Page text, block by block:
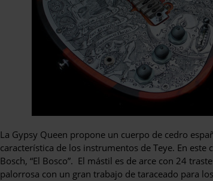
La Gypsy Queen propone un cuerpo de cedro
característica de los instrumentos de Teye. En
Bosch, “El Bosco”. El mástil es de arce con 24
palorrosa con un gran trabajo de taraceado para